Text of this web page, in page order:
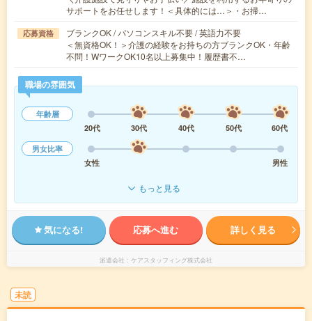
サポートをお任せします！＜具体的には…＞・お掃…
応募資格
ブランクOK / パソコンスキル不要 / 英語力不要
＜無資格OK！＞介護の経験をお持ちの方ブランクOK・年齢
不問！WワークOK10名以上募集中！履歴書不…
職場の雰囲気
年齢層
20代
30代 40代 50代
60代
男女比率
女性
男性
もっと見る
気になる! 応募へ進む 詳しく見る
派遣会社 ケアスタッフィング株式会社
未読